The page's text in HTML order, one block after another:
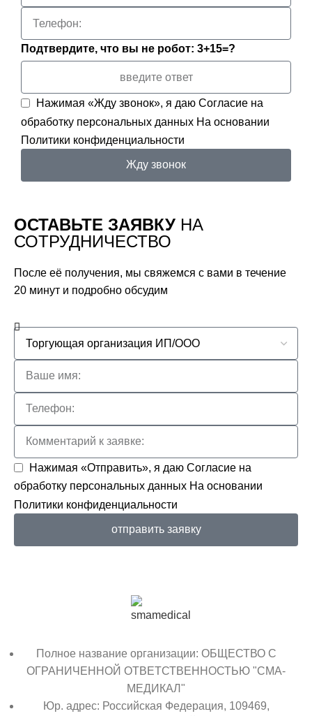
Подтвердите, что вы не робот: 3+15=?
Нажимая «Жду звонок», я даю Согласие на
обработку персональных данных На основании
Политики конфиденциальности
Жду звонок
ОСТАВЬТЕ ЗАЯВКУ НА
СОТРУДНИЧЕСТВО
После её получения, мы свяжемся с вами в течение
20 минут и подробно обсудим
Нажимая «Отправить», я даю Согласие на
обработку персональных данных На основании
Политики конфиденциальности
отправить заявку
Полное название организации: ОБЩЕСТВО С
ОГРАНИЧЕННОЙ ОТВЕТСТВЕННОСТЬЮ "СМА-
МЕДИКАЛ"
Юр. адрес: Российская Федерация, 109469,